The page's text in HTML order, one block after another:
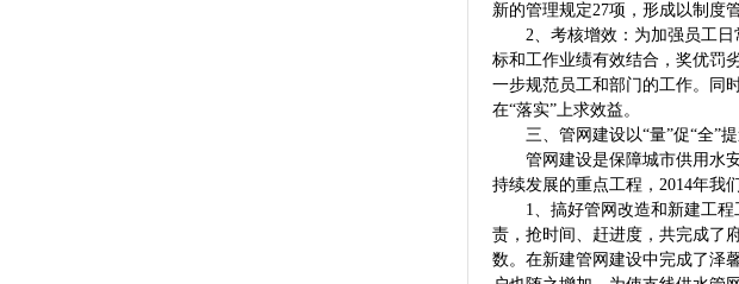
新的管理规定27项，形成以制度
2、考核增效：为加强员工日
标和工作业绩有效结合，奖优罚
一步规范员工和部门的工作。同
在“落实”上求效益。
三、管网建设以“量”促“全”提
管网建设是保障城市供用水安
持续发展的重点工程，2014年我
1、搞好管网改造和新建工程
责，抢时间、赶进度，共完成了
数。在新建管网建设中完成了泽